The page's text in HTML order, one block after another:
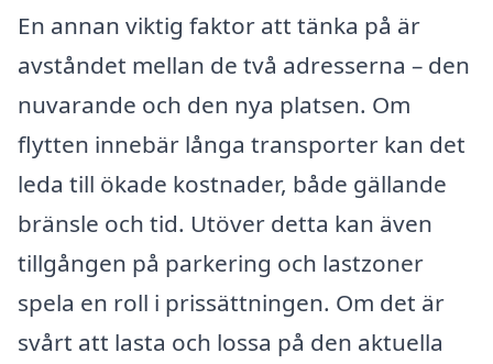
En annan viktig faktor att tänka på är
avståndet mellan de två adresserna – den
nuvarande och den nya platsen. Om
flytten innebär långa transporter kan det
leda till ökade kostnader, både gällande
bränsle och tid. Utöver detta kan även
tillgången på parkering och lastzoner
spela en roll i prissättningen. Om det är
svårt att lasta och lossa på den aktuella